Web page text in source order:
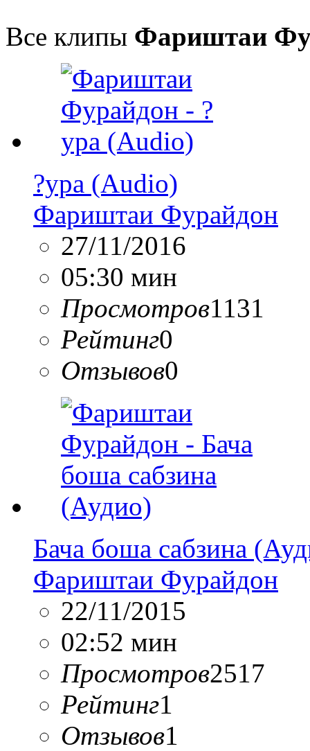
Все клипы Фариштаи
?ура (Audio)
Фариштаи Фурайдон
27/11/2016
05:30 мин
Просмотров1131
Рейтинг0
Отзывов0
Бача боша сабзина
Фариштаи Фурайдон
22/11/2015
02:52 мин
Просмотров2517
Рейтинг1
Отзывов1